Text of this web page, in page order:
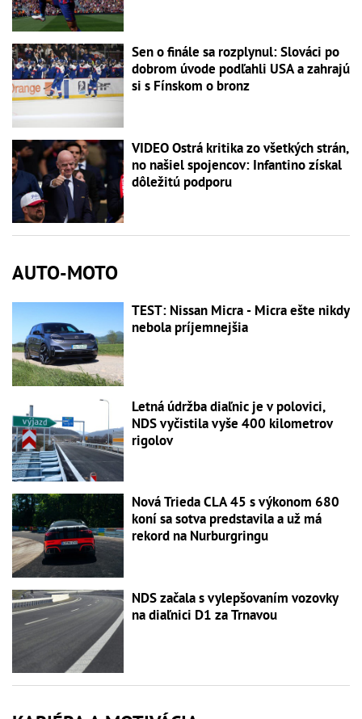
Sen o finále sa rozplynul: Slováci po
dobrom úvode podľahli USA a zahrajú
si s Fínskom o bronz
VIDEO Ostrá kritika zo všetkých strán,
no našiel spojencov: Infantino získal
dôležitú podporu
AUTO-MOTO
TEST: Nissan Micra - Micra ešte nikdy
nebola príjemnejšia
Letná údržba diaľnic je v polovici,
NDS vyčistila vyše 400 kilometrov
rigolov
Nová Trieda CLA 45 s výkonom 680
koní sa sotva predstavila a už má
rekord na Nurburgringu
NDS začala s vylepšovaním vozovky
na diaľnici D1 za Trnavou